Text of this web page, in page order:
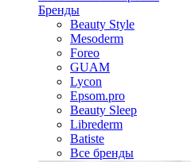
Бренды
Beauty Style
Mesoderm
Foreo
GUAM
Lycon
Epsom.pro
Beauty Sleep
Librederm
Batiste
Все бренды